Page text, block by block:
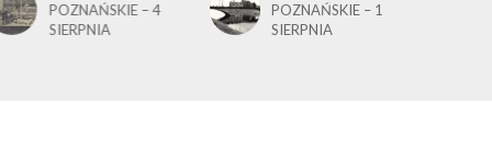
POZNAŃSKIE – 4
SIERPNIA
POZNAŃSKIE – 1
SIERPNIA